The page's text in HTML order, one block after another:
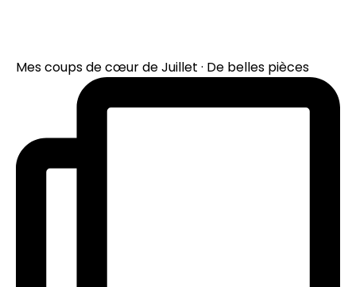
Mes coups de cœur de Juillet · De belles pièces